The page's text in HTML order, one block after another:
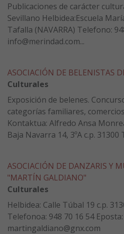
Publicaciones de carácter
Sevillano Helbidea:Escuela
Tafalla (NAVARRA) Telefono:
info@merindad.com...
ASOCIACIÓN DE BELENISTAS
Culturales
Exposición de belenes.
categorías familiares,
Kontaktua: Alfredo Ansa
Baja Navarra 14, 3ºA c.p. 31300
ASOCIACIÓN DE DANZARIS Y
"MARTÍN GALDIANO"
Culturales
Helbidea: Calle Túbal 19 c.p.
Telefonoa: 948 70 16 54 Eposta:
martingaldiano@gnx.com